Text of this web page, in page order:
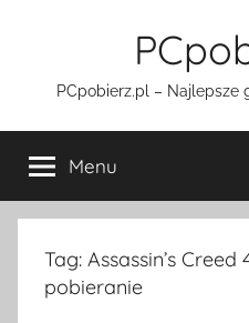
PCpobierz.pl –
Menu
Tag: Assassin’s Creed
pobieranie